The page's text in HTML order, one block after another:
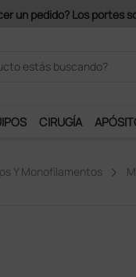
CIRUGÍA
Y Monofilamentos